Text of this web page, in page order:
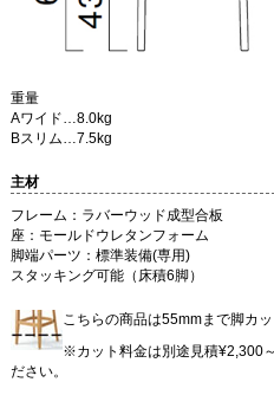
重量
Aワイド…8.0kg
Bスリム…7.5kg
主材
フレーム：ラバーウッド成型合板
座：モールドウレタンフォーム
脚端パーツ：標準装備(専用)
スタッキング可能（床積6脚）
こちらの商品は55mmまで脚カッ
※カット料金は別途見積¥2,300
ださい。